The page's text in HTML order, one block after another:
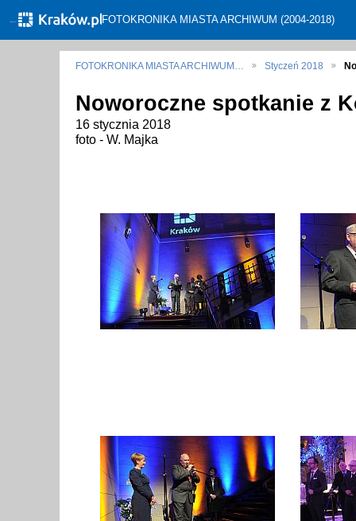
← FOTOKRONIKA MIASTA ARCHIWUM (2004-2018)
FOTOKRONIKA MIASTA ARCHIWUM… Styczeń 2018
Noworoczne spotkanie z
16 stycznia 2018
foto - W. Majka